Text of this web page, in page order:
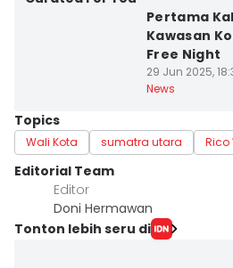
Pertama
Kawasan
Free Night
29 Jun 2025,
News
Topics
Wali Kota sumatra utara Rico
Editorial Team
Editor
Doni Hermawan
Tonton lebih seru di